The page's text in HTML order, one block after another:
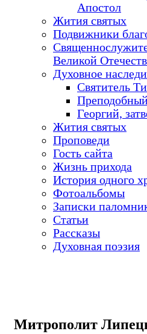
Апостол
Жития святых
Подвижники
Великой
Духовное
Святитель
Георгий,
Жития святых
Проповеди
Гость сайта
Жизнь прихода
История одного
Фотоальбомы
Записки
Статьи
Рассказы
Духовная поэзия
Митрополит